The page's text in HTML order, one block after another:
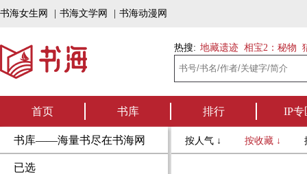
书海女生网 书海文学网 书海动漫网
热搜: 地藏遗迹 相宝2：秘物
首页 书库 排行 IP专
书库——海量书尽在书海网
已选
按人气 ↓ 按收藏 ↓